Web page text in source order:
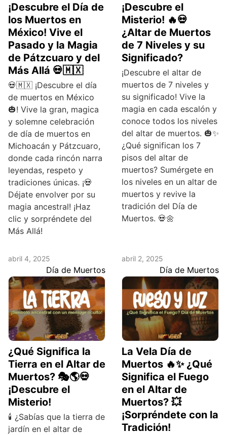
¡Descubre el Día de
los Muertos en
México! Vive el
Pasado y la Magia
de Pátzcuaro y del
Más Allá 💀🇲🇽
💀🇲🇽 ¡Descubre el día
de muertos en México
🎃! Vive la gran, magica
y solemne celebración
de día de muertos en
Michoacán y Pátzcuaro,
donde cada rincón narra
leyendas, respeto y
tradiciones únicas. ¡💀
Déjate envolver por su
magia ancestral! ¡Haz
clic y sorpréndete del
Más Allá!
¡Descubre el
Misterio! 🔥💀
¿Altar de Muertos
de 7 Niveles y su
Significado?
¡Descubre el altar de
muertos de 7 niveles y
su significado! Vive la
magia en cada escalón y
conoce todos los niveles
del altar de muertos. 🎃✨
¿Qué significan los 7
pisos del altar de
muertos? Sumérgete en
los niveles en un altar de
muertos y revive la
tradición del Día de
Muertos. 💀🌼
abril 4, 2025
Día de Muertos
¿Qué Significa la
Tierra en el Altar de
Muertos? 🎭🌎💀
¡Descubre el
Misterio!
🕯️ ¿Sabías que la tierra de
jardín en el altar de
abril 2, 2025
Día de Muertos
La Vela Día de
Muertos 🔥✨ ¿Qué
Significa el Fuego
en el Altar de
Muertos? 💥
¡Sorpréndete con la
Tradición!